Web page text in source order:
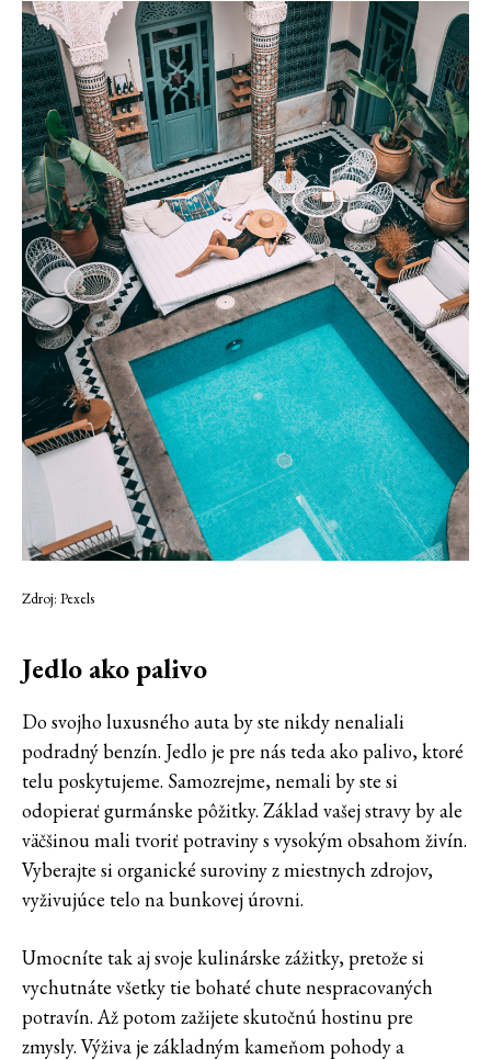
Zdroj: Pexels
Jedlo ako palivo
Do svojho luxusného auta by ste nikdy nenaliali
podradný benzín. Jedlo je pre nás teda ako palivo, ktoré
telu poskytujeme. Samozrejme, nemali by ste si
odopierať gurmánske pôžitky. Základ vašej stravy by ale
väčšinou mali tvoriť potraviny s vysokým obsahom živín.
Vyberajte si organické suroviny z miestnych zdrojov,
vyživujúce telo na bunkovej úrovni.
Umocníte tak aj svoje kulinárske zážitky, pretože si
vychutnáte všetky tie bohaté chute nespracovaných
potravín. Až potom zažijete skutočnú hostinu pre
zmysly. Výživa je základným kameňom pohody a